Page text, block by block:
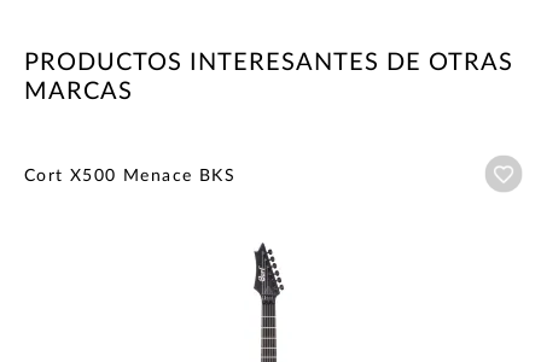
PRODUCTOS INTERESANTES DE OTRAS
MARCAS
Cort X500 Menace BKS